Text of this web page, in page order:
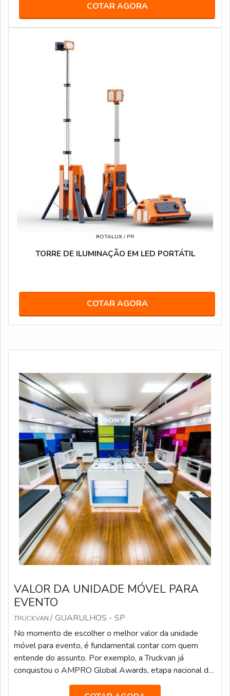
COTAR AGORA
ROTALUX/ PR
TORRE DE ILUMINAÇÃO EM LED PORTÁTIL
COTAR AGORA
VALOR DA UNIDADE MÓVEL PARA
EVENTO
TRUCKVAN / GUARULHOS - SP
No momento de escolher o melhor valor da unidade
móvel para evento, é fundamental contar com quem
entende do assunto. Por exemplo, a Truckvan já
conquistou o AMPRO Global Awards, etapa nacional da
maior premiação de Live Marketing do mundo, na